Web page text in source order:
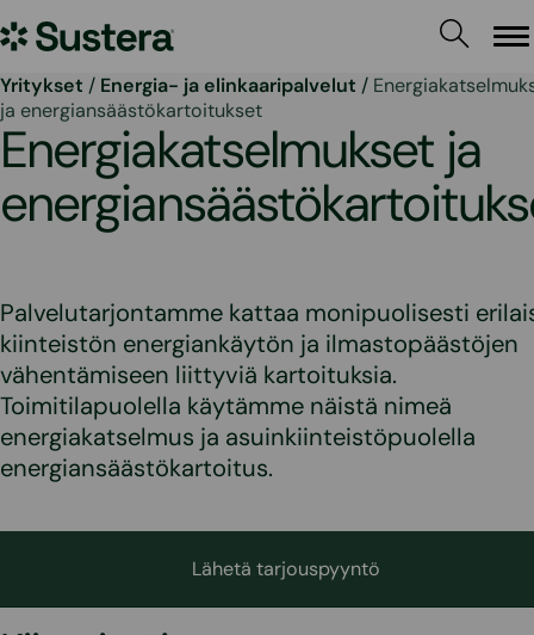
sisältöön
Sustera
Yritykset / Energia- ja elinkaaripalvelut /
ja energiansäästökartoitukset
Energiakatselmukset ja
Palvelutarjontamme kattaa monipuolisesti
kiinteistön energiankäytön ja ilmastopäästöjen
vähentämiseen liittyviä kartoituksia.
Toimitilapuolella käytämme näistä nimeä
energiakatselmus ja asuinkiinteistöpuolella
energiansäästökartoitus.
Lähetä tarjouspyyntö